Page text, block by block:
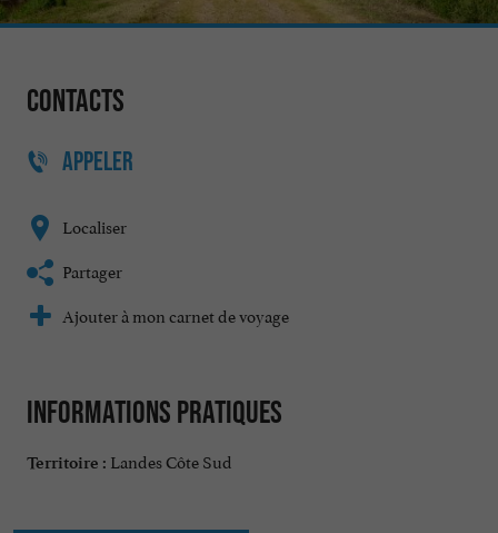
Contacts
APPELER
Localiser
Partager
Ajouter à mon carnet de voyage
Informations pratiques
Territoire : Landes Côte Sud